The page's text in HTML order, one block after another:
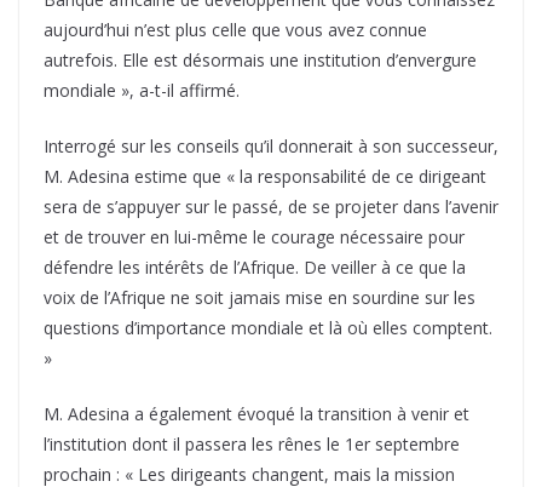
aujourd’hui n’est plus celle que vous avez connue
autrefois. Elle est désormais une institution d’envergure
mondiale », a-t-il affirmé.
Interrogé sur les conseils qu’il donnerait à son successeur,
M. Adesina estime que « la responsabilité de ce dirigeant
sera de s’appuyer sur le passé, de se projeter dans l’avenir
et de trouver en lui-même le courage nécessaire pour
défendre les intérêts de l’Afrique. De veiller à ce que la
voix de l’Afrique ne soit jamais mise en sourdine sur les
questions d’importance mondiale et là où elles comptent.
»
M. Adesina a également évoqué la transition à venir et
l’institution dont il passera les rênes le 1er septembre
prochain : « Les dirigeants changent, mais la mission